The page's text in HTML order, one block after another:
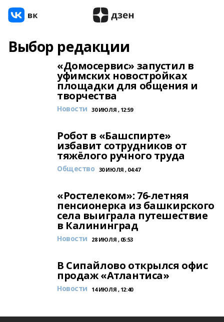
Выбор редакции
«Домосервис» запустил в
уфимских новостройках
площадки для общения и
творчества
Новости 30 ИЮЛЯ , 12:59
Робот в «Башспирте»
избавит сотрудников от
тяжёлого ручного труда
Общество 30 ИЮЛЯ , 04:47
«Ростелеком»: 76-летняя
пенсионерка из башкирского
села выиграла путешествие
в Калининград
Новости 28 ИЮЛЯ , 05:53
В Сипайлово открылся офис
продаж «Атлантиса»
Новости 14 ИЮЛЯ , 12:40